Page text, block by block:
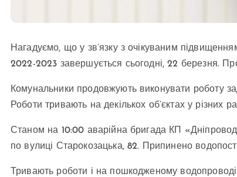
Нагадуємо, що у зв’язку з очікуваним
2022-2023 завершується сьогодні, 22 березня.
Комунальники продовжують виконувати роботу
Роботи тривають на декількох об’єктах у різних
Станом на 10:00 аварійна бригада КП
по вулиці Старокозацька, 82. Припинено
Тривають роботи і на пошкодженому